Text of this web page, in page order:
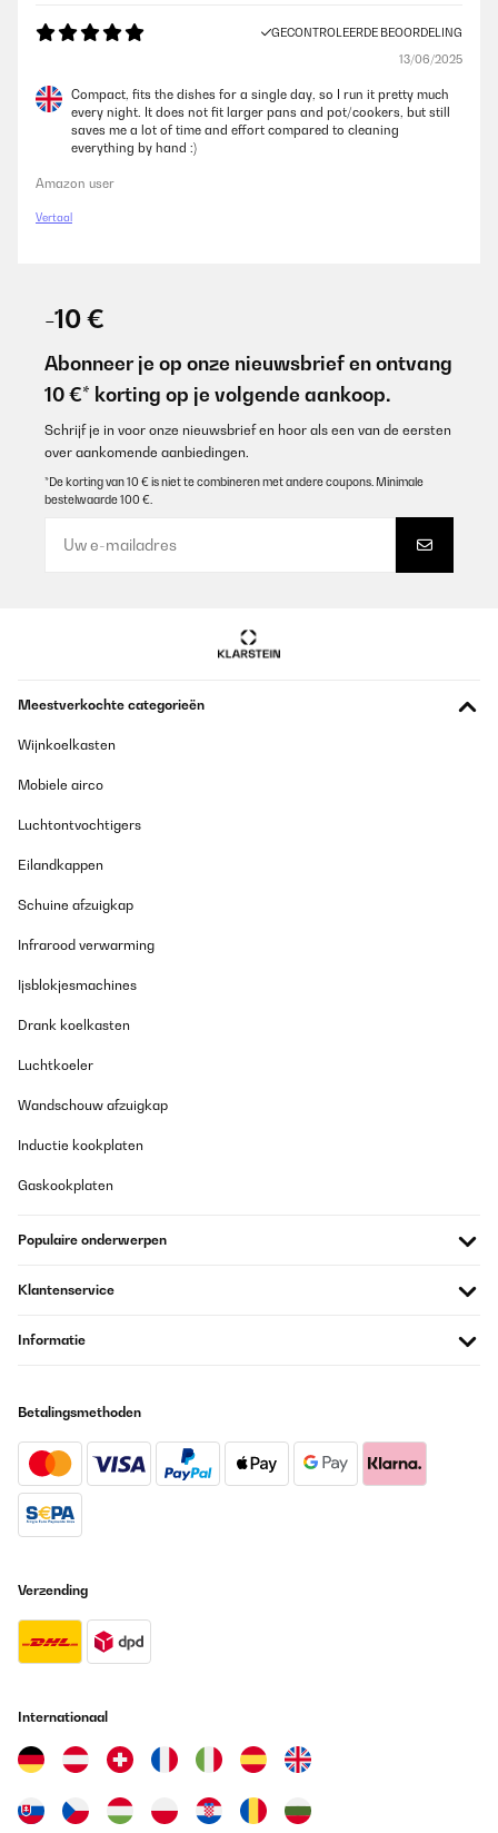
GECONTROLEERDE BEOORDELING
13/06/2025
Compact, fits the dishes for a single day, so I run it pretty much
every night. It does not fit larger pans and pot/cookers, but still
saves me a lot of time and effort compared to cleaning
everything by hand :)
Amazon user
Vertaal
-10 €
Abonneer je op onze nieuwsbrief en ontvang
10 €* korting op je volgende aankoop.
Schrijf je in voor onze nieuwsbrief en hoor als een van de eersten
over aankomende aanbiedingen.
*De korting van 10 € is niet te combineren met andere coupons. Minimale
bestelwaarde 100 €.
Meestverkochte categorieën
Wijnkoelkasten
Mobiele airco
Luchtontvochtigers
Eilandkappen
Schuine afzuigkap
Infrarood verwarming
Ijsblokjesmachines
Drank koelkasten
Luchtkoeler
Wandschouw afzuigkap
Inductie kookplaten
Gaskookplaten
Populaire onderwerpen
Klantenservice
Informatie
Betalingsmethoden
Verzending
Internationaal